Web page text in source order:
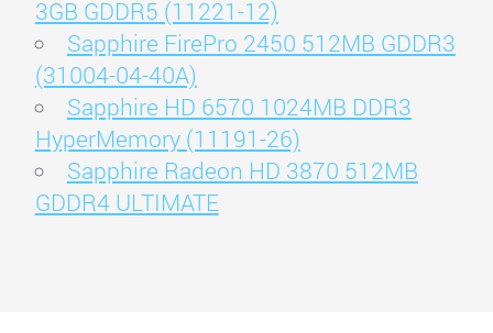
3GB GDDR5 (11221-12)
Sapphire FirePro 2450 512MB GDDR3
(31004-04-40A)
Sapphire HD 6570 1024MB DDR3
HyperMemory (11191-26)
Sapphire Radeon HD 3870 512MB
GDDR4 ULTIMATE